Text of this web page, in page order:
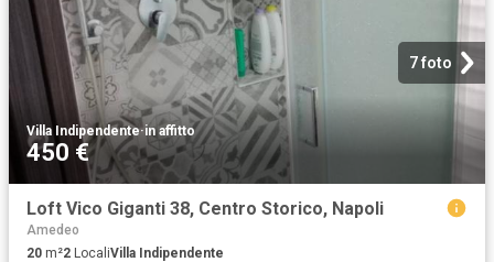
7 foto
Villa Indipendente·in affitto
450 €
Loft Vico Giganti 38, Centro Storico, Napoli
Amedeo
20 m²2 LocaliVilla Indipendente